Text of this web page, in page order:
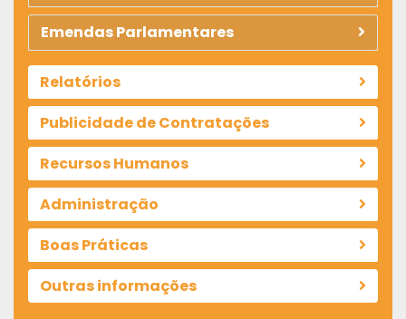
Emendas Parlamentares
Relatórios
Publicidade de Contratações
Recursos Humanos
Administração
Boas Práticas
Outras informações